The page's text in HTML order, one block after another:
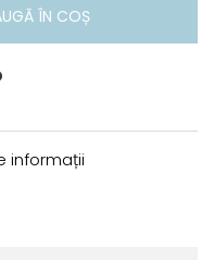
ÎN COȘ
informații